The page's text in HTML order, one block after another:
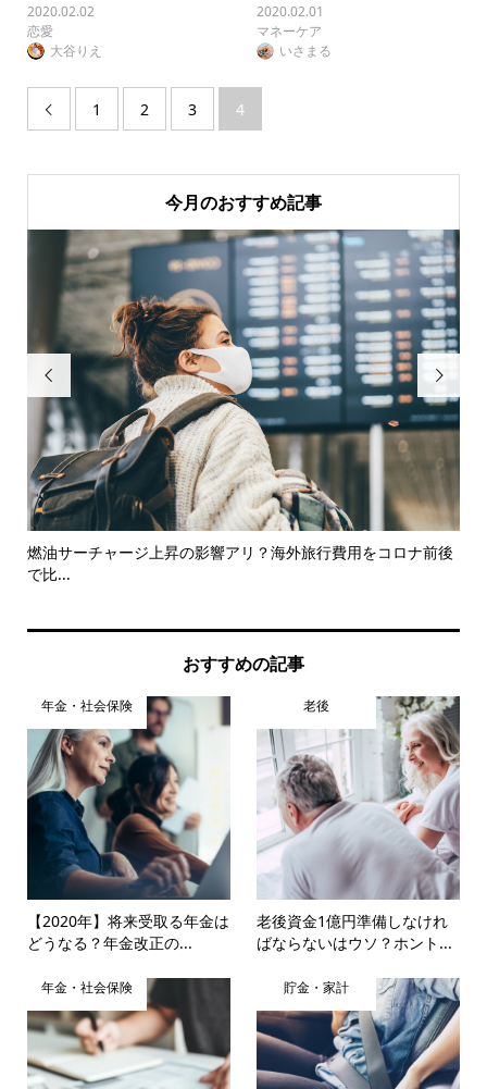
2020.02.02
恋愛
大谷りえ
2020.02.01
マネーケア
いさまる
 1 2 3 4
今月のおすすめ記事

燃油サーチャージ上昇の影響アリ？海外旅行費用をコロナ前後
で比...

おすすめの記事
年金・社会保険
【2020年】将来受取る年金は
どうなる？年金改正の...
老後
老後資金1億円準備しなけれ
ばならないはウソ？ホント...
年金・社会保険 貯金・家計